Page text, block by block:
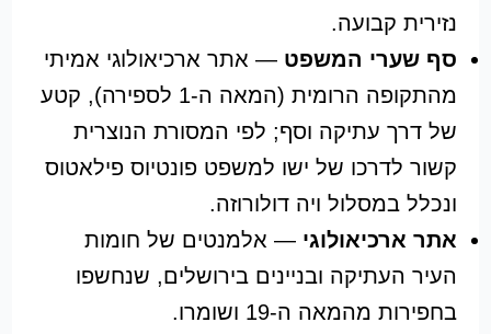
נזירית קבועה.
סף שערי המשפט — אתר ארכיאולוגי אמיתי
מהתקופה הרומית (המאה ה-1 לספירה), קטע
של דרך עתיקה וסף; לפי המסורת הנוצרית
קשור לדרכו של ישו למשפט פונטיוס פילאטוס
ונכלל במסלול ויה דולורוזה.
אתר ארכיאולוגי — אלמנטים של חומות
העיר העתיקה ובניינים בירושלים, שנחשפו
בחפירות מהמאה ה-19 ושומרו.